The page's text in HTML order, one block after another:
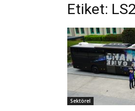
Etiket:
Sektörel